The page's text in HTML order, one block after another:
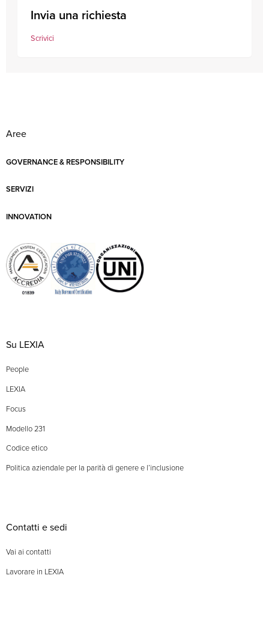
Invia una richiesta
Scrivici
Aree
GOVERNANCE & RESPONSIBILITY
SERVIZI
INNOVATION
Su LEXIA
People
LEXIA
Focus
Modello 231
Codice etico
Politica aziendale per la parità di genere e l’inclusione
Contatti e sedi
Vai ai contatti
Lavorare in LEXIA